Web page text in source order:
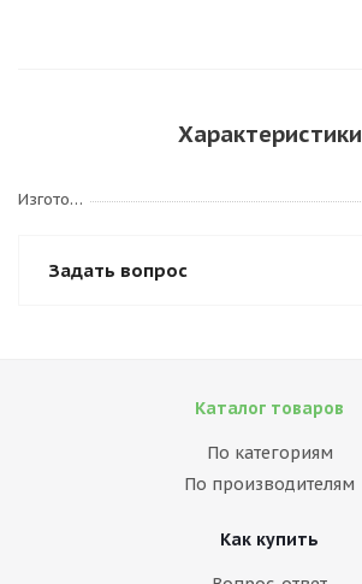
Характеристики
Изготовитель
Задать вопрос
Каталог товаров
По категориям
По производителям
Как купить